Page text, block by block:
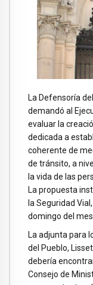
La Defensoría
demandó al
evaluar la
dedicada a
coherente de
de tránsito, a
la vida de las
La propuesta
la Seguridad
domingo del
La adjunta para
del Pueblo,
debería
Consejo de